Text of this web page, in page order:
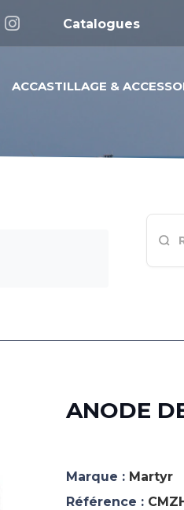
Catalogues
ACCASTILLAGE &
ANODE
Marque : Martyr
Référence :